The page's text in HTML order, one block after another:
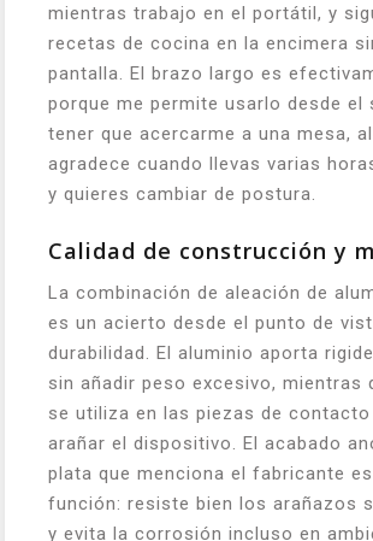
mientras trabajo en el portátil, y
recetas de cocina en la encimera
pantalla. El brazo largo es
porque me permite usarlo desde el
tener que acercarme a una mesa,
agradece cuando llevas varias
y quieres cambiar de postura.
Calidad de construcción y
La combinación de aleación de
es un acierto desde el punto de
durabilidad. El aluminio aporta
sin añadir peso excesivo, mientras
se utiliza en las piezas de
arañar el dispositivo. El acabado
plata que menciona el fabricante
función: resiste bien los arañazos
y evita la corrosión incluso en